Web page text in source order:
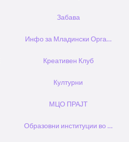
Забава
Инфо за Младински
Креативен Клуб
Културни
МЦО ПРАЈТ
Образовни институции во Охрид